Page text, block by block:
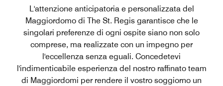
L'attenzione anticipatoria e personalizzata del
Maggiordomo di The St. Regis garantisce che le
singolari preferenze di ogni ospite siano non solo
comprese, ma realizzate con un impegno per
l'eccellenza senza eguali. Concedetevi
l'indimenticabile esperienza del nostro raffinato team
di Maggiordomi per rendere il vostro soggiorno un